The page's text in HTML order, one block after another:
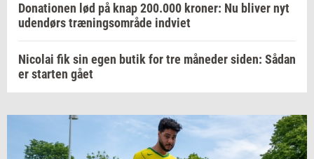
Donationen lød på knap 200.000 kroner: Nu bliver nyt
udendørs træningsområde indviet
Nicolai fik sin egen butik for tre måneder siden: Sådan
er starten gået